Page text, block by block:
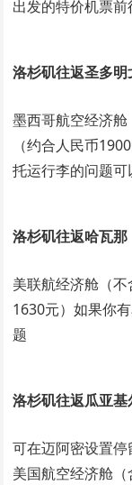
出发的特价机票前
洛杉矶往返圣多明
墨西哥航空经济
（约合人民币
托运行李的问题
洛杉矶往返哈瓦那
美联航经济舱（
1630元）如果你
题
洛杉矶往返瓜亚基
可在迈阿密设置停
美国航空经济舱